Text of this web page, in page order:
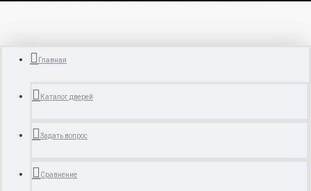
Главная
Каталог дверей
Задать вопрос
Сравнение